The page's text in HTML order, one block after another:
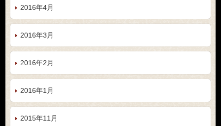
2016年4月
2016年3月
2016年2月
2016年1月
2015年11月